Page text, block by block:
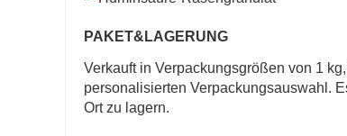
PAKET& LAGERUNG
Verkauft in Verpackungsgrößen von 1
personalisierten Verpackungsauswahl.
Ort zu lagern.